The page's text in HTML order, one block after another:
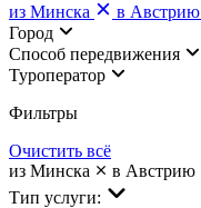
из Минска
в Австрию
Город
Cпособ передвижения
Туроператор
Фильтры
Очистить всё
из Минска
в Австрию
Тип услуги: